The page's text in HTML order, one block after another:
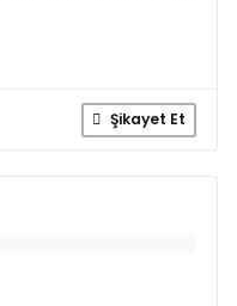
Şikayet Et